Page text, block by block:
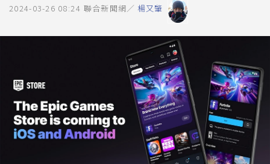
2024-03-26 08:24 聯合新聞網／ 楊又肇